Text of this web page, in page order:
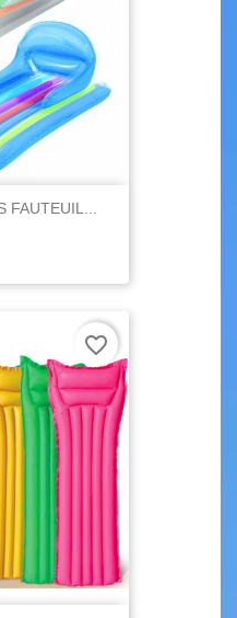
FAUTEUIL...
favorite_border